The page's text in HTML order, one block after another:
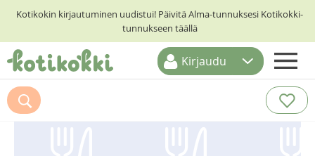
Kotikokin kirjautuminen uudistui! Päivitä Alma-tunnuksesi Kotikokki-
tunnukseen täällä
ETUSIVU
RESEPTIHAKU
Kirjaudu
Suosittelemme myös